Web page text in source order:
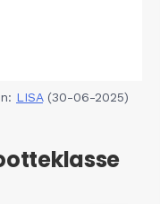
LISA(30-06-2025)